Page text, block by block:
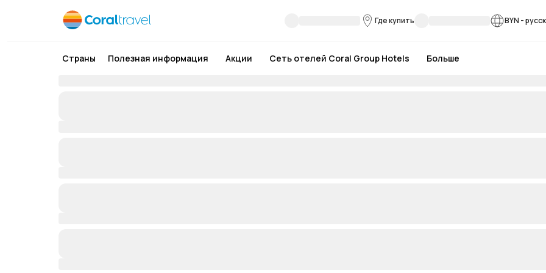
Где купить BYN -
Страны Полезная информация Акции Сеть отелей Coral Group Hotels Больше